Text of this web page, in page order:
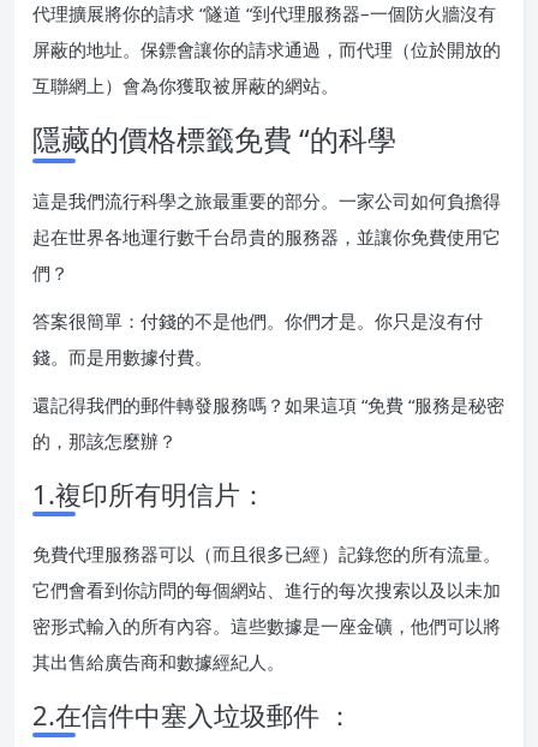
代理擴展將你的請求 “隧道 “到代理服務器–一個防火牆沒有
屏蔽的地址。保鏢會讓你的請求通過，而代理（位於開放的
互聯網上）會為你獲取被屏蔽的網站。
隱藏的價格標籤免費 “的科學
這是我們流行科學之旅最重要的部分。一家公司如何負擔得
起在世界各地運行數千台昂貴的服務器，並讓你免費使用它
們？
答案很簡單：付錢的不是他們。你們才是。你只是沒有付
錢。而是用數據付費。
還記得我們的郵件轉發服務嗎？如果這項 “免費 “服務是秘密
的，那該怎麼辦？
1.複印所有明信片：
免費代理服務器可以（而且很多已經）記錄您的所有流量。
它們會看到你訪問的每個網站、進行的每次搜索以及以未加
密形式輸入的所有內容。這些數據是一座金礦，他們可以將
其出售給廣告商和數據經紀人。
2.在信件中塞入垃圾郵件 ：